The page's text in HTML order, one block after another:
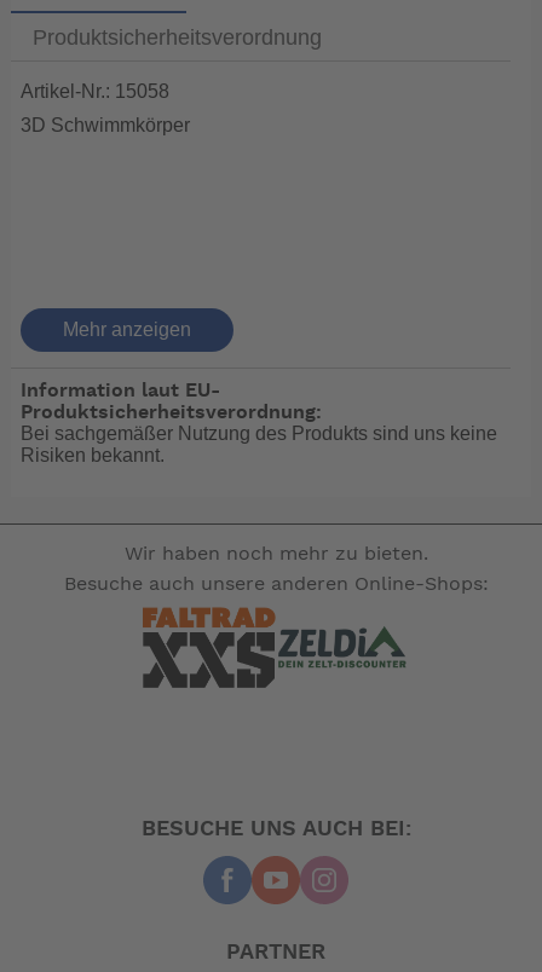
Produktsicherheitsverordnung
Artikel-Nr.: 15058
3D Schwimmkörper
Alpha 275 3D neon
einem flachen Profil sind die markantesten
Eigenschaften und der ideale Schutz in Kombination
mit Schwerwetterbekleidung. Signalfarbene
Weil Eigenauftrieb und Lufteinschlüsse in
Schwerwetterbekleidung oder in Kälteschutzanzügen
den Drehkräften der Auftriebskörper von
Rettungswesten entgegenwirken, ist das
Wasser ragende Rettungsweste ist viel besser sichtbar,
insbesondere mit montierter Seenotleuchte.
Trotzdem ist das Gewicht gering und die
unterschiedlichen gewerblichen Bereichen bewährt und
Mehr anzeigen
Information laut EU-
Produktsicherheitsverordnung:
Bei sachgemäßer Nutzung des Produkts sind uns keine
Risiken bekannt.
Wir haben noch mehr zu bieten.
Besuche auch unsere anderen Online-Shops:
BESUCHE UNS AUCH BEI:
PARTNER